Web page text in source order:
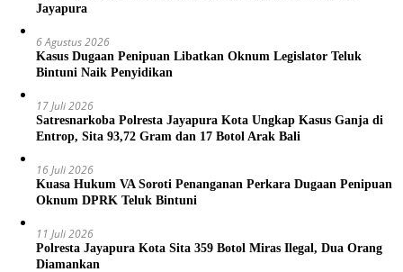
Jayapura
6 Agustus 2026
Kasus Dugaan Penipuan Libatkan Oknum Legislator Teluk
Bintuni Naik Penyidikan
17 Juli 2026
Satresnarkoba Polresta Jayapura Kota Ungkap Kasus Ganja di
Entrop, Sita 93,72 Gram dan 17 Botol Arak Bali
16 Juli 2026
Kuasa Hukum VA Soroti Penanganan Perkara Dugaan Penipuan
Oknum DPRK Teluk Bintuni
11 Juli 2026
Polresta Jayapura Kota Sita 359 Botol Miras Ilegal, Dua Orang
Diamankan